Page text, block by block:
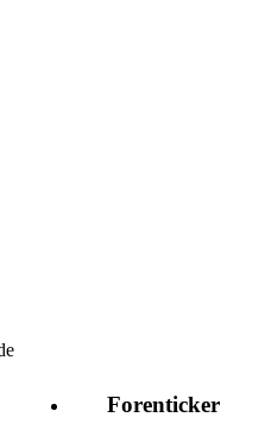
Forenticker
Autor : Speedy24
Thread : US Scheinwerfer